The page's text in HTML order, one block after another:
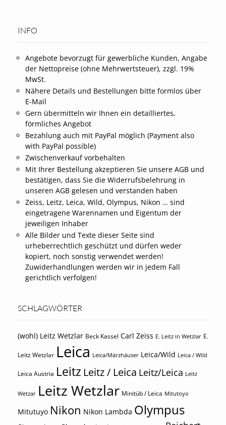
INFO
Angebote bevorzugt für gewerbliche Kunden, Angabe
der Nettopreise (ohne Mehrwertsteuer), zzgl. 19%
MwSt.
Nähere Details und Bestellungen bitte formlos über
E-Mail
Gern übermitteln wir Ihnen ein detailliertes,
förmliches Angebot
Bezahlung auch mit PayPal möglich (Payment also
with PayPal possible)
Zwischenverkauf vorbehalten
Mit Ihrer Bestellung akzeptieren Sie unsere AGB und
bestätigen, dass Sie die Widerrufsbelehrung in
unseren AGB gelesen und verstanden haben
Zeiss, Leitz, Leica, Wild, Olympus, Nikon … sind
eingetragene Warennamen und Eigentum der
jeweiligen Inhaber
Alle Bilder und Texte dieser Seite sind
urheberrechtlich geschützt und dürfen weder
kopiert, noch sonstig verwendet werden!
Zuwiderhandlungen werden wir in jedem Fall
gerichtlich verfolgen!
SCHLAGWÖRTER
(wohl) Leitz Wetzlar Beck Kassel Carl Zeiss E. Leitz in Wetzlar E.
Leitz Wetzlar Leica Leica/Märzhäuser Leica/Wild Leica / Wild
Leica Austria Leitz Leitz / Leica Leitz/Leica Leitz
Wetzar Leitz Wetzlar Minitüb / Leica Mitutoyo
Mitutuyo Nikon Nikon Lambda Olympus